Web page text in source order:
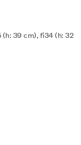
39 cm), fi34 (h: 32